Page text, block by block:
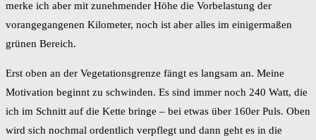
merke ich aber mit zunehmender Höhe die Vorbelastung der
vorangegangenen Kilometer, noch ist aber alles im einigermaßen
grünen Bereich.
Erst oben an der Vegetationsgrenze fängt es langsam an. Meine
Motivation beginnt zu schwinden. Es sind immer noch 240 Watt, die
ich im Schnitt auf die Kette bringe – bei etwas über 160er Puls. Oben
wird sich nochmal ordentlich verpflegt und dann geht es in die